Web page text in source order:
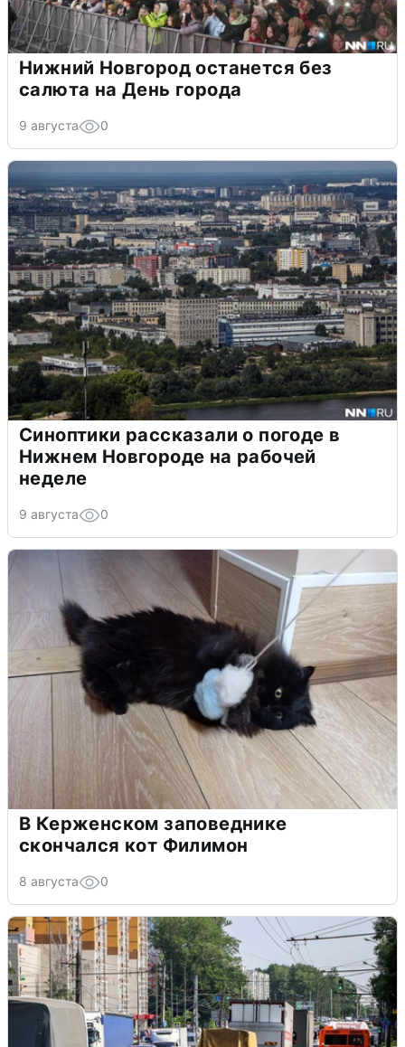
Нижний Новгород останется без
салюта на День города
9 августа 0
Синоптики рассказали о погоде в
Нижнем Новгороде на рабочей
неделе
9 августа 0
В Керженском заповеднике
скончался кот Филимон
8 августа 0